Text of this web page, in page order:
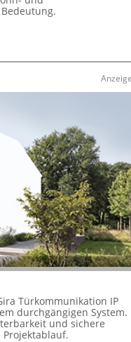
Türkommunikation IP
durchgängigen System.
und sichere